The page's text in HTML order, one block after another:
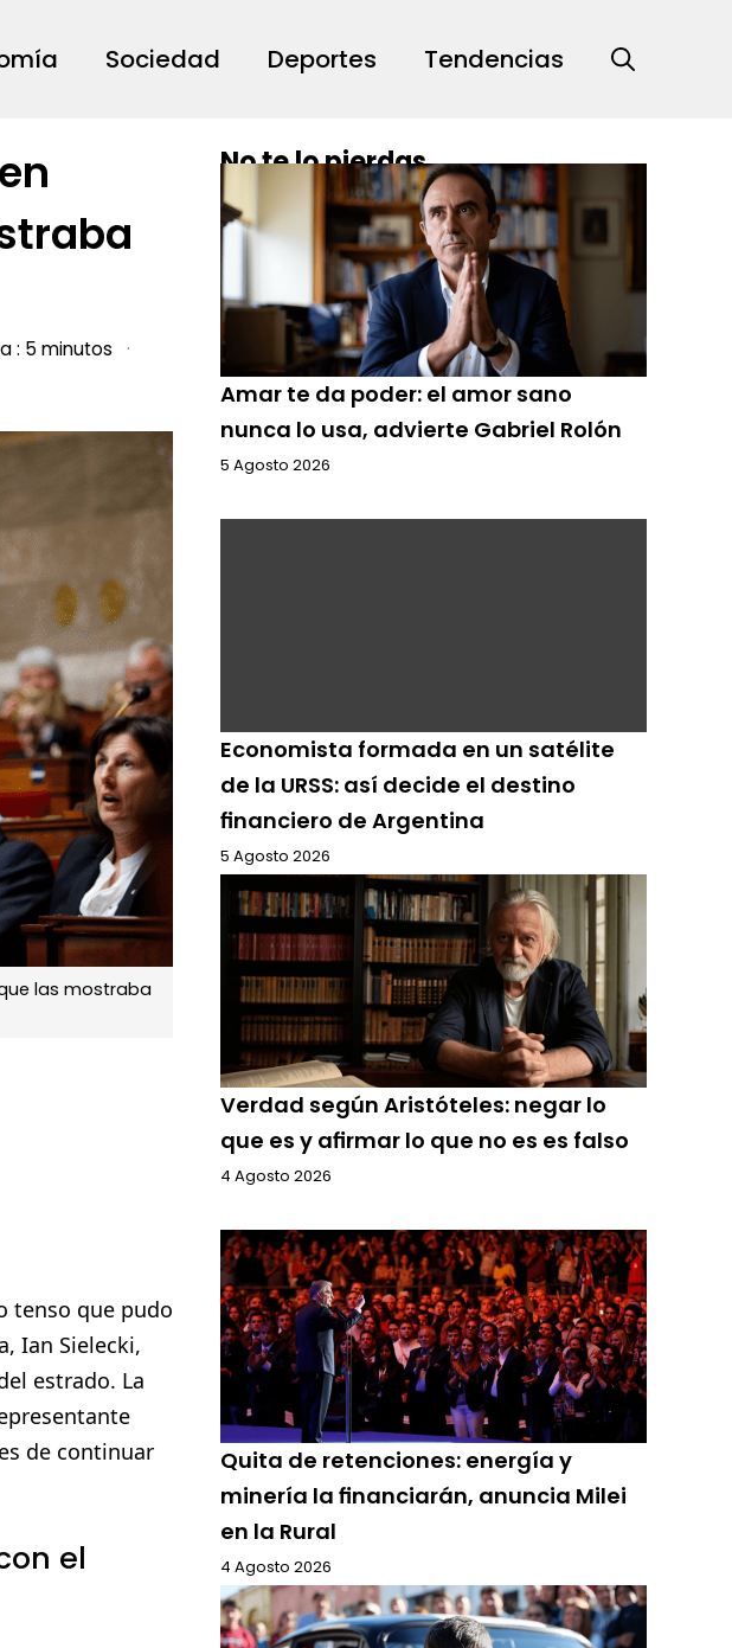
Sociedad Deportes Tendencias
: 5 minutos
·
las mostraba
tenso que pudo
Ian Sielecki,
estrado. La
de continuar
el
No te lo pierdas
Amar te da poder: el amor sano
nunca lo usa, advierte Gabriel Rolón
5 Agosto 2026
Economista formada en un satélite
de la URSS: así decide el destino
financiero de Argentina
5 Agosto 2026
Verdad según Aristóteles: negar lo
que es y afirmar lo que no es es falso
4 Agosto 2026
Quita de retenciones: energía y
minería la financiarán, anuncia Milei
en la Rural
4 Agosto 2026